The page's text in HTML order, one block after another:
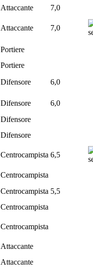
Attaccante 7,0
Attaccante 7,0
Portiere
Portiere
Difensore 6,0
Difensore
6,0
Difensore
Difensore
Centrocampista 6,5
Centrocampista
Centrocampista 5,5
Centrocampista
Centrocampista
Attaccante
Attaccante